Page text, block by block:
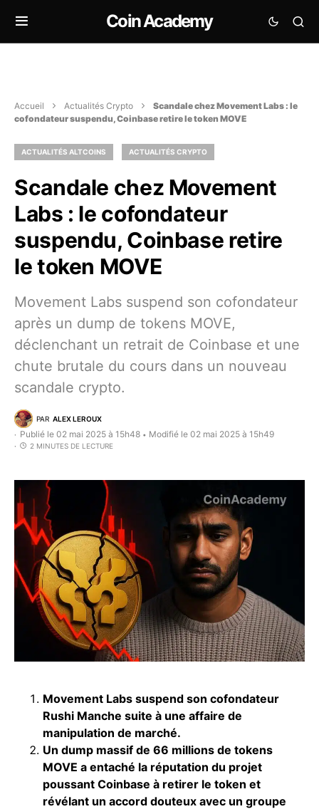
Coin Academy
Accueil Actualités Crypto
Scandale chez Movement Labs : le
cofondateur suspendu, Coinbase retire le token MOVE
ACTUALITÉS ALTCOINS ACTUALITÉS CRYPTO
Scandale chez Movement
Labs : le cofondateur
suspendu, Coinbase retire
le token MOVE
Movement Labs suspend son cofondateur
après un dump de tokens MOVE,
déclenchant un retrait de Coinbase et une
chute brutale du cours dans un nouveau
scandale crypto.
PAR ALEX LEROUX
Publié le 02 mai 2025 à 15h48 • Modifié le 02 mai 2025 à 15h49
2 MINUTES DE LECTURE
Movement Labs suspend son cofondateur
Rushi Manche suite à une affaire de
manipulation de marché.
Un dump massif de 66 millions de tokens
MOVE a entaché la réputation du projet
poussant Coinbase à retirer le token et
révélant un accord douteux avec un groupe